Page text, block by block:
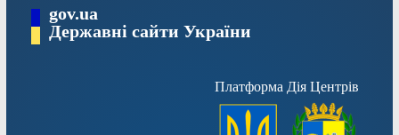
Перейтиgov.ua
Державні сайти України
Платформа Дія Центрів